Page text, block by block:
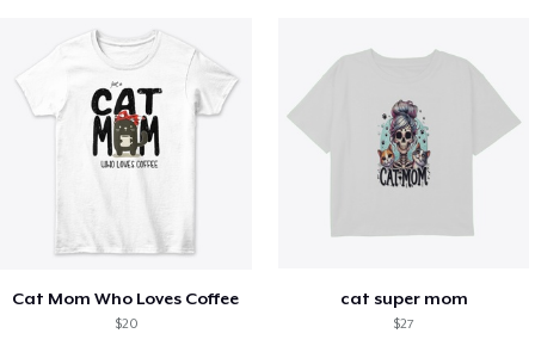
Cat Mom Who Loves Coffee
$20
cat super mom
$27